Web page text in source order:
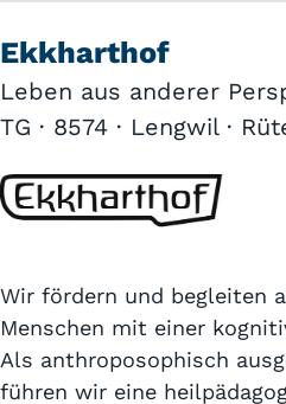
Ekkharthof
Leben aus anderer
TG · 8574 · Lengwil ·
Wir fördern und begleiten
Menschen mit einer
Als anthro­po­sophisch
führen wir eine